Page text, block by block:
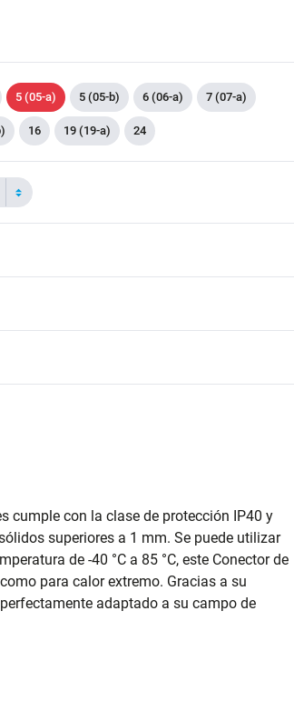
5 (05-a) 5 (05-b) 6 (06-a) 7 (07-a)
16 19 (19-a) 24
cumple con la clase de protección IP40 y
superiores a 1 mm. Se puede utilizar
de -40 °C a 85 °C, este Conector de
para calor extremo. Gracias a su
adaptado a su campo de